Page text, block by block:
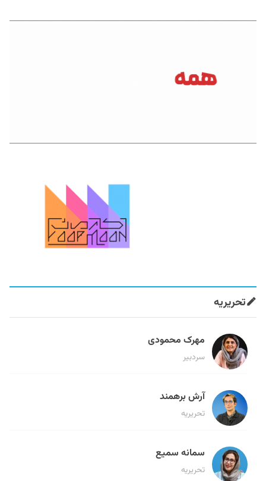
تحریریه
مهرک محمودی
سردبیر
آرش برهمند
تحریریه
سمانه سمیع
تحریریه